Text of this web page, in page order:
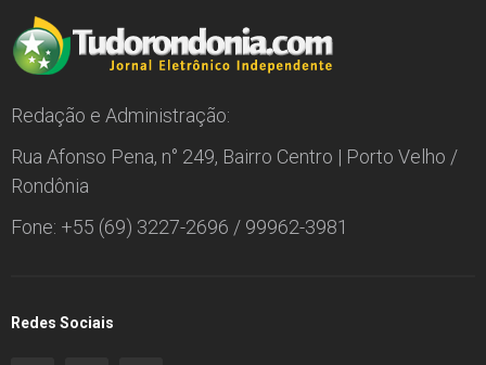
Redação e Administração:
Rua Afonso Pena, n° 249, Bairro Centro | Porto Velho /
Rondônia
Fone: +55 (69) 3227-2696 / 99962-3981
Redes Sociais